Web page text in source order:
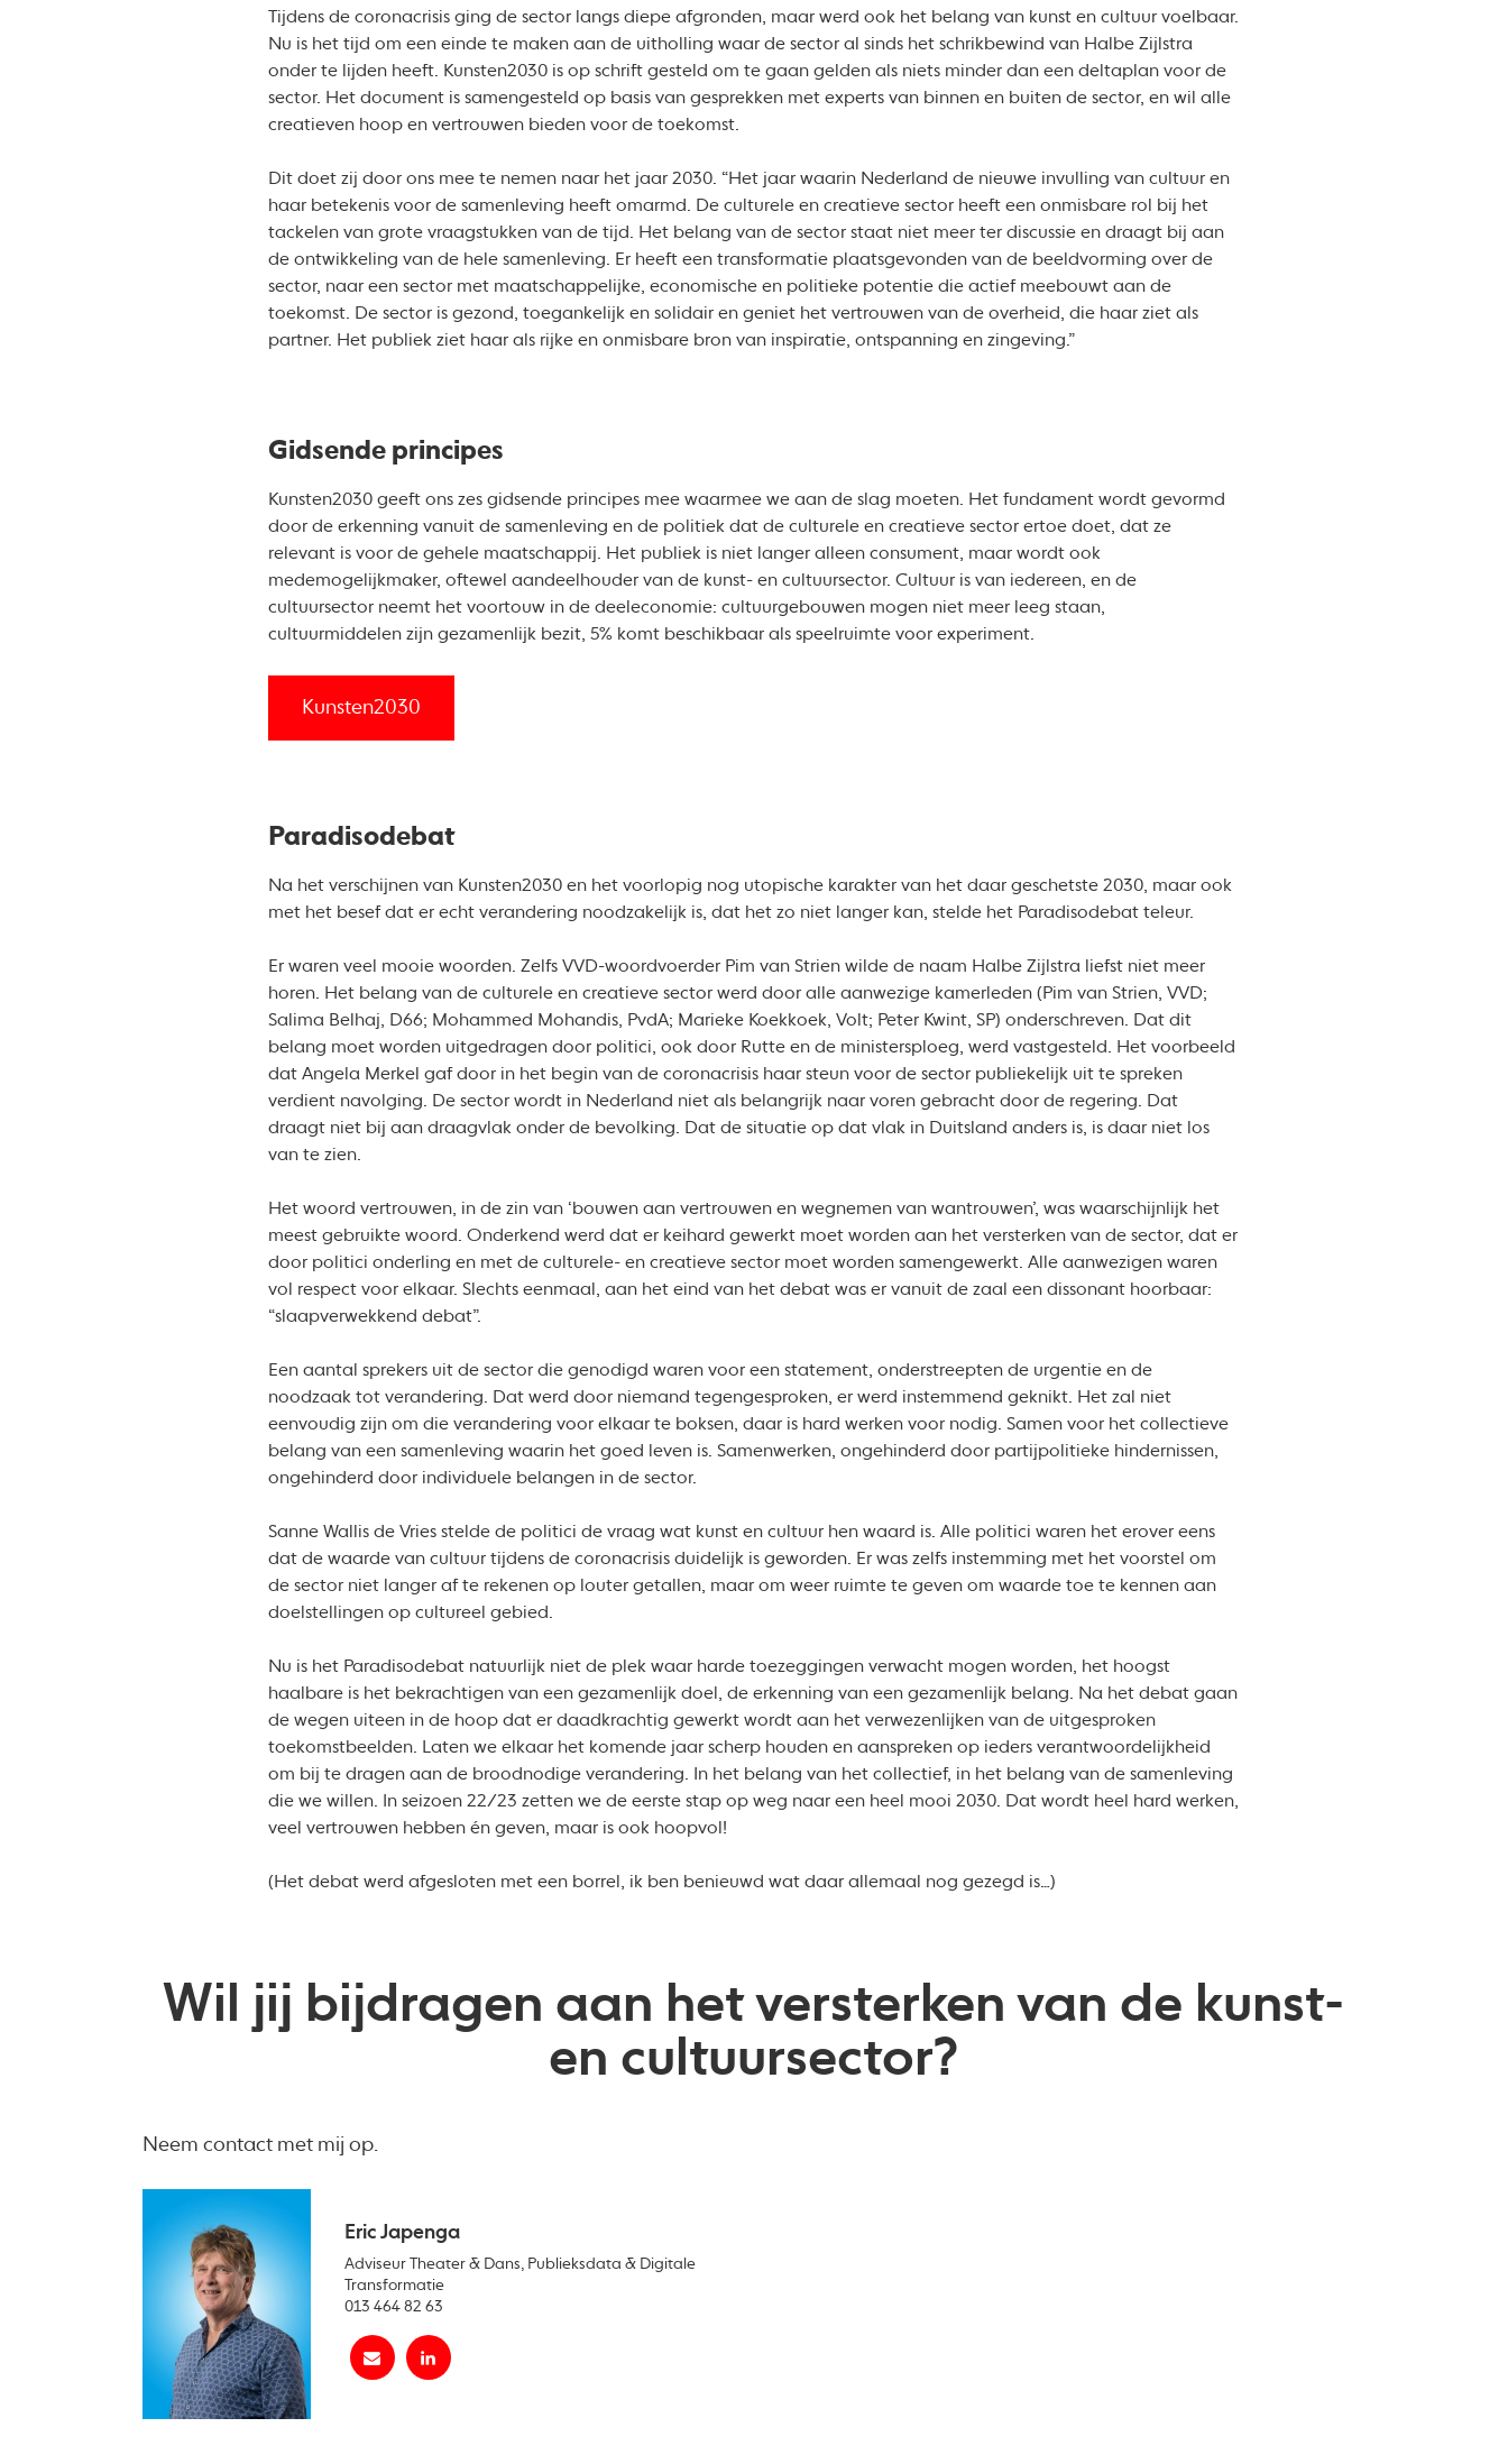
Tijdens de coronacrisis ging de sector langs diepe afgronden, maar werd ook het belang van kunst en cultuur voelbaar.
Nu is het tijd om een einde te maken aan de uitholling waar de sector al sinds het schrikbewind van Halbe Zijlstra
onder te lijden heeft. Kunsten2030 is op schrift gesteld om te gaan gelden als niets minder dan een deltaplan voor de
sector. Het document is samengesteld op basis van gesprekken met experts van binnen en buiten de sector, en wil alle
creatieven hoop en vertrouwen bieden voor de toekomst.
Dit doet zij door ons mee te nemen naar het jaar 2030. “Het jaar waarin Nederland de nieuwe invulling van cultuur en
haar betekenis voor de samenleving heeft omarmd. De culturele en creatieve sector heeft een onmisbare rol bij het
tackelen van grote vraagstukken van de tijd. Het belang van de sector staat niet meer ter discussie en draagt bij aan
de ontwikkeling van de hele samenleving. Er heeft een transformatie plaatsgevonden van de beeldvorming over de
sector, naar een sector met maatschappelijke, economische en politieke potentie die actief meebouwt aan de
toekomst. De sector is gezond, toegankelijk en solidair en geniet het vertrouwen van de overheid, die haar ziet als
partner. Het publiek ziet haar als rijke en onmisbare bron van inspiratie, ontspanning en zingeving.”
Gidsende principes
Kunsten2030 geeft ons zes gidsende principes mee waarmee we aan de slag moeten. Het fundament wordt gevormd
door de erkenning vanuit de samenleving en de politiek dat de culturele en creatieve sector ertoe doet, dat ze
relevant is voor de gehele maatschappij. Het publiek is niet langer alleen consument, maar wordt ook
medemogelijkmaker, oftewel aandeelhouder van de kunst- en cultuursector. Cultuur is van iedereen, en de
cultuursector neemt het voortouw in de deeleconomie: cultuurgebouwen mogen niet meer leeg staan,
cultuurmiddelen zijn gezamenlijk bezit, 5% komt beschikbaar als speelruimte voor experiment.
Kunsten2030
Paradisodebat
Na het verschijnen van Kunsten2030 en het voorlopig nog utopische karakter van het daar geschetste 2030, maar ook
met het besef dat er echt verandering noodzakelijk is, dat het zo niet langer kan, stelde het Paradisodebat teleur.
Er waren veel mooie woorden. Zelfs VVD-woordvoerder Pim van Strien wilde de naam Halbe Zijlstra liefst niet meer
horen. Het belang van de culturele en creatieve sector werd door alle aanwezige kamerleden (Pim van Strien, VVD;
Salima Belhaj, D66; Mohammed Mohandis, PvdA; Marieke Koekkoek, Volt; Peter Kwint, SP) onderschreven. Dat dit
belang moet worden uitgedragen door politici, ook door Rutte en de ministersploeg, werd vastgesteld. Het voorbeeld
dat Angela Merkel gaf door in het begin van de coronacrisis haar steun voor de sector publiekelijk uit te spreken
verdient navolging. De sector wordt in Nederland niet als belangrijk naar voren gebracht door de regering. Dat
draagt niet bij aan draagvlak onder de bevolking. Dat de situatie op dat vlak in Duitsland anders is, is daar niet los
van te zien.
Het woord vertrouwen, in de zin van ‘bouwen aan vertrouwen en wegnemen van wantrouwen’, was waarschijnlijk het
meest gebruikte woord. Onderkend werd dat er keihard gewerkt moet worden aan het versterken van de sector, dat er
door politici onderling en met de culturele- en creatieve sector moet worden samengewerkt. Alle aanwezigen waren
vol respect voor elkaar. Slechts eenmaal, aan het eind van het debat was er vanuit de zaal een dissonant hoorbaar:
“slaapverwekkend debat”.
Een aantal sprekers uit de sector die genodigd waren voor een statement, onderstreepten de urgentie en de
noodzaak tot verandering. Dat werd door niemand tegengesproken, er werd instemmend geknikt. Het zal niet
eenvoudig zijn om die verandering voor elkaar te boksen, daar is hard werken voor nodig. Samen voor het collectieve
belang van een samenleving waarin het goed leven is. Samenwerken, ongehinderd door partijpolitieke hindernissen,
ongehinderd door individuele belangen in de sector.
Sanne Wallis de Vries stelde de politici de vraag wat kunst en cultuur hen waard is. Alle politici waren het erover eens
dat de waarde van cultuur tijdens de coronacrisis duidelijk is geworden. Er was zelfs instemming met het voorstel om
de sector niet langer af te rekenen op louter getallen, maar om weer ruimte te geven om waarde toe te kennen aan
doelstellingen op cultureel gebied.
Nu is het Paradisodebat natuurlijk niet de plek waar harde toezeggingen verwacht mogen worden, het hoogst
haalbare is het bekrachtigen van een gezamenlijk doel, de erkenning van een gezamenlijk belang. Na het debat gaan
de wegen uiteen in de hoop dat er daadkrachtig gewerkt wordt aan het verwezenlijken van de uitgesproken
toekomstbeelden. Laten we elkaar het komende jaar scherp houden en aanspreken op ieders verantwoordelijkheid
om bij te dragen aan de broodnodige verandering. In het belang van het collectief, in het belang van de samenleving
die we willen. In seizoen 22/23 zetten we de eerste stap op weg naar een heel mooi 2030. Dat wordt heel hard werken,
veel vertrouwen hebben én geven, maar is ook hoopvol!
(Het debat werd afgesloten met een borrel, ik ben benieuwd wat daar allemaal nog gezegd is…)
Wil jij bijdragen aan het versterken van de kunst-
en cultuursector?
Neem contact met mij op.
Eric Japenga
Adviseur Theater & Dans, Publieksdata & Digitale
Transformatie
013 464 82 63